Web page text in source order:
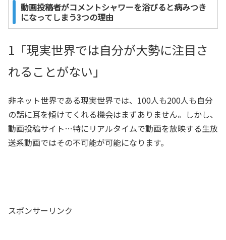
動画投稿者がコメントシャワーを浴びると病みつき
になってしまう3つの理由
1「現実世界では自分が大勢に注目さ
れることがない」
非ネット世界である現実世界では、100人も200人も自分
の話に耳を傾けてくれる機会はまずありません。しかし、
動画投稿サイト…特にリアルタイムで動画を放映する生放
送系動画ではその不可能が可能になります。
スポンサーリンク